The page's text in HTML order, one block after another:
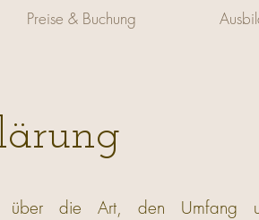
Preise & Buchung
über die Art, den Umfang